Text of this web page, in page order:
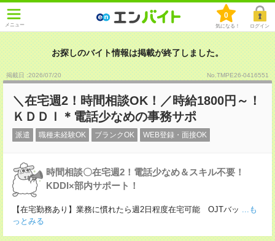
メニュー
0
気になる！ ログイン
お探しのバイト情報は掲載が終了しました。
掲載日 :2026/07/20 No.TMPE26-0416551
＼在宅週2！時間相談OK！／時給1800円～！
ＫＤＤＩ＊電話少なめの事務サポ
派遣 職種未経験OK ブランクOK WEB登録・面接OK
時間相談〇在宅週2！電話少なめ＆スキル不要！
KDDI×部内サポート！
【在宅勤務あり】業務に慣れたら週2日程度在宅可能 OJTバッ ...も
っとみる